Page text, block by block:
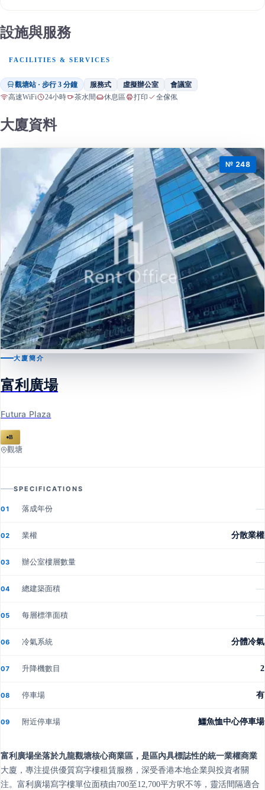
設施與服務
FACILITIES & SERVICES
觀塘站 · 步行 3 分鐘 服務式 虛擬辦公室 會議室
高速WiFi 24小時 茶水間 休息區 打印 全傢俬
大廈資料
№ 248
富利廣場
Futura Plaza
大廈簡介
富利廣場
Futura Plaza
B
觀塘
SPECIFICATIONS
01 落成年份 —
02 業權 分散業權
03 辦公室樓層數量 —
04 總建築面積 —
05 每層標準面積 —
06 冷氣系統 分體冷氣
07 升降機數目 2
08 停車場 有
09 附近停車場 鱷魚恤中心停車場
富利廣場坐落於九龍觀塘核心商業區，是區內具標誌性的統一業權商業
大廈，專注提供優質寫字樓租賃服務，深受香港本地企業與投資者關
注。富利廣場寫字樓單位面積由700至12,700平方呎不等，靈活間隔適合